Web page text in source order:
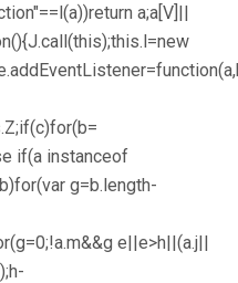
a;a[V]||
if(a instanceof
g=b.length-
e||e>h||(a.j||